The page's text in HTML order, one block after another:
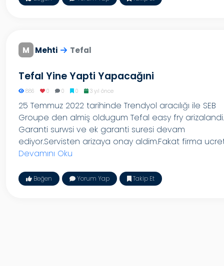
M Mehti Tefal
Tefal Yine Yapti Yapacağıni
886 0 0 0 3 yıl önce
25 Temmuz 2022 tarihinde Trendyol aracılığı ile SEB
Groupe den almiş oldugum Tefal easy fry arizalandi.
Garanti surwsi ve ek garanti suresi devam
ediyor.Servisten arizaya onay aldim.Fakat firma
Devamını Oku
Beğen Yorum Yap Takip Et